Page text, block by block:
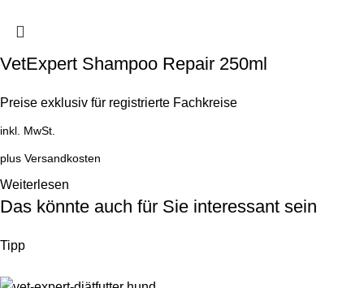
VetExpert Shampoo Repair 250ml
Preise exklusiv für registrierte Fachkreise
inkl. MwSt.
plus Versandkosten
Weiterlesen
Das könnte auch für Sie interessant sein
Tipp